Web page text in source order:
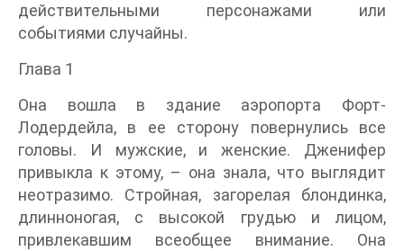
действительными персонажами или
событиями случайны.
Глава 1
Она вошла в здание аэропорта Форт-
Лодердейла, в ее сторону повернулись все
головы. И мужские, и женские. Дженифер
привыкла к этому, – она знала, что выглядит
неотразимо. Стройная, загорелая блондинка,
длинноногая, с высокой грудью и лицом,
привлекавшим всеобщее внимание. Она